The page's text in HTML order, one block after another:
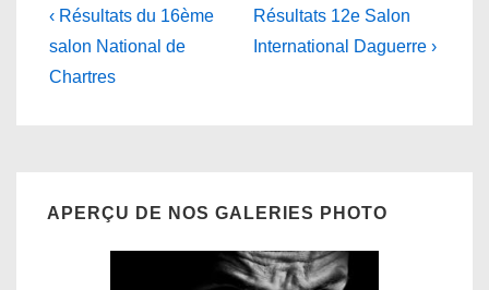
Navigation
de
l’article
Previous
Post
is
‹ Résultats du 16ème
salon National de
Chartres
Next
Post
Résultats 12e Salon
International Daguerre ›
APERÇU DE NOS GALERIES PHOTO